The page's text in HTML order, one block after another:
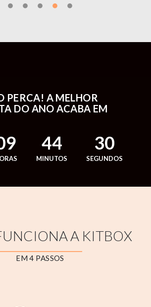
PERCA! A MELHOR
DO ANO ACABA EM
44
MINUTOS
29
SEGUNDOS
A KITBOX
EM 4 PASSOS